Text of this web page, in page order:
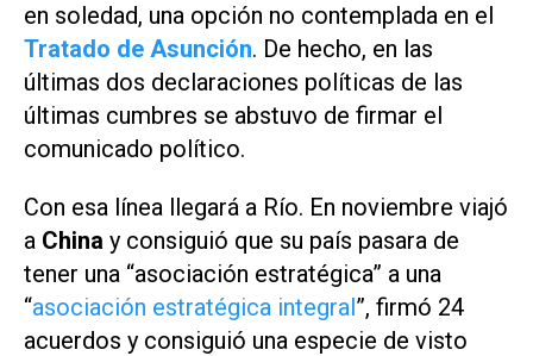
en soledad, una opción no contemplada en el
Tratado de Asunción. De hecho, en las
últimas dos declaraciones políticas de las
últimas cumbres se abstuvo de firmar el
comunicado político.
Con esa línea llegará a Río. En noviembre viajó
a China y consiguió que su país pasara de
tener una “asociación estratégica” a una
“asociación estratégica integral”, firmó 24
acuerdos y consiguió una especie de visto